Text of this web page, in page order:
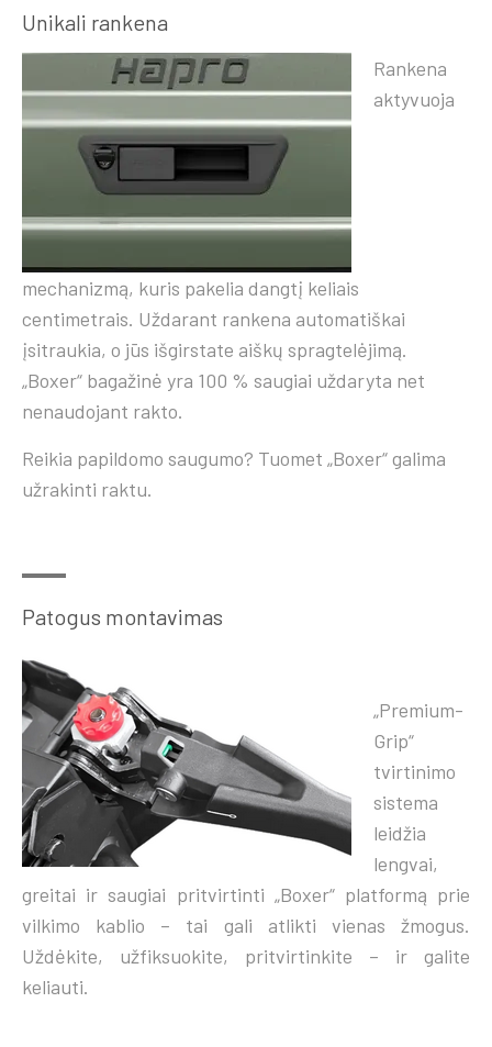
Unikali rankena
Rankena
aktyvuoja
mechanizmą, kuris pakelia dangtį keliais
centimetrais. Uždarant rankena automatiškai
įsitraukia, o jūs išgirstate aiškų spragtelėjimą.
„Boxer“ bagažinė yra 100 % saugiai uždaryta net
nenaudojant rakto.
Reikia papildomo saugumo? Tuomet „Boxer“ galima
užrakinti raktu.
Patogus montavimas
„Premium-
Grip“
tvirtinimo
sistema
leidžia
lengvai,
greitai ir saugiai pritvirtinti „Boxer“ platformą prie
vilkimo kablio – tai gali atlikti vienas žmogus.
Uždėkite, užfiksuokite, pritvirtinkite – ir galite
keliauti.